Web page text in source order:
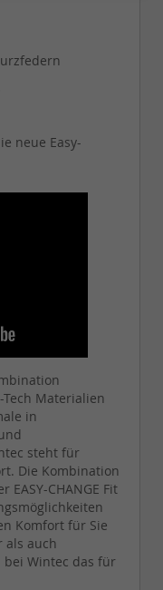
neue Easy-
Materialien
in
steht für
Die Kombination
EASY-CHANGE Fit
Komfort für Sie
als auch
Wintec das für